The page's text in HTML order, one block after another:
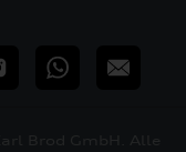
WhatsApp
E-